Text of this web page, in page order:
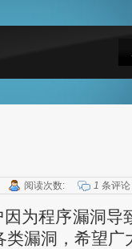
阅读次数: 1 条评论
为程序漏洞导
漏洞，希望广